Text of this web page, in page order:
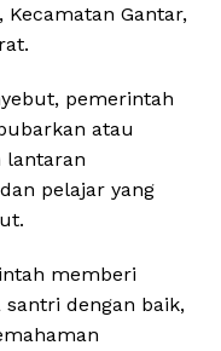
Kecamatan Gantar,
pemerintah
atau
lantaran
pelajar yang
memberi
dengan baik,